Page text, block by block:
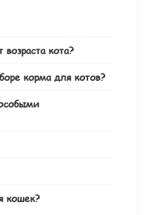
кота?
корма для котов?
кошек?